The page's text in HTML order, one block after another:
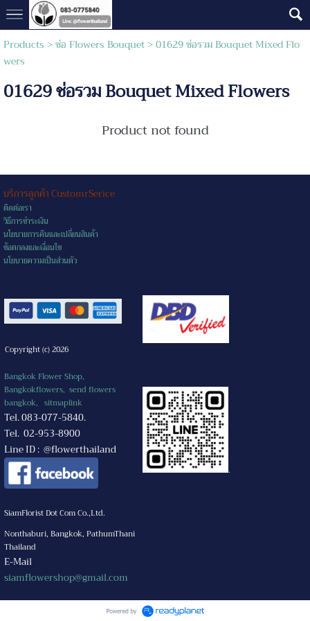
Products >ช่อ Flowers Bouquet> 01629 ช่อรวม Bouquet Mixed Flo
wers
01629 ช่อรวม Bouquet Mixed Flowers
Product not found
บริการลูกค้า CustomrSerice
ติดต่อเรา
วิธีการชำระเงิน
นโยบายการคืนและเปลี่ยนสินค้า
ข้อตกลงและเงื่อนไข
นโยบายความเป็นส่วนตัว
Copyright (c) 2026
Bangkok Flower Shop,
Bangkokflowers, send flowers
bangkok, sitmaplink
Tel. 083-077-5840.
Tel. 02-953-8900
Line ID : @flowerthailand
.
SiamFlorist Dot Com Co.,Ltd.
Nonthaburi, Bangkok, PathumThani
Thailand
E-Mail
siamflowershop@gmail.com